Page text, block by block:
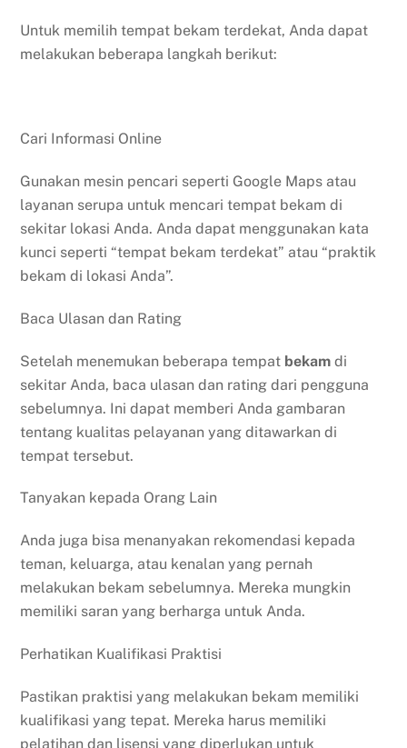
Untuk memilih tempat bekam terdekat, Anda dapat
melakukan beberapa langkah berikut:
Cari Informasi Online
Gunakan mesin pencari seperti Google Maps atau
layanan serupa untuk mencari tempat bekam di
sekitar lokasi Anda. Anda dapat menggunakan kata
kunci seperti “tempat bekam terdekat” atau “praktik
bekam di lokasi Anda”.
Baca Ulasan dan Rating
Setelah menemukan beberapa tempat bekam di
sekitar Anda, baca ulasan dan rating dari pengguna
sebelumnya. Ini dapat memberi Anda gambaran
tentang kualitas pelayanan yang ditawarkan di
tempat tersebut.
Tanyakan kepada Orang Lain
Anda juga bisa menanyakan rekomendasi kepada
teman, keluarga, atau kenalan yang pernah
melakukan bekam sebelumnya. Mereka mungkin
memiliki saran yang berharga untuk Anda.
Perhatikan Kualifikasi Praktisi
Pastikan praktisi yang melakukan bekam memiliki
kualifikasi yang tepat. Mereka harus memiliki
pelatihan dan lisensi yang diperlukan untuk